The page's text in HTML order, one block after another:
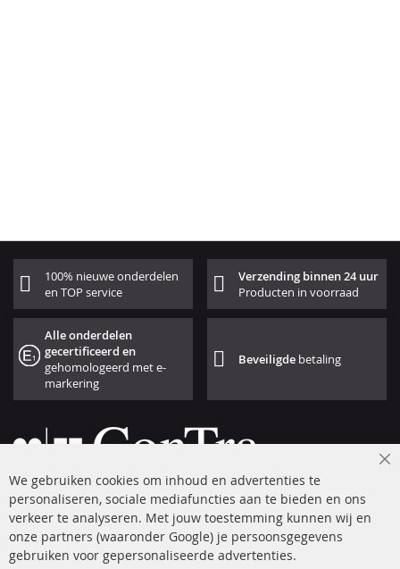
100% nieuwe onderdelen
en TOP service
Verzending binnen 24 uur
Producten in voorraad
Alle onderdelen
gecertificeerd en
gehomologeerd met e-
markering
Beveiligde betaling
+49 (0) 4533 799 00 0
ma-do: 09-17 u, vr Fr 09-16 u
info@contra-automotive.de
We gebruiken cookies om inhoud en advertenties te
personaliseren, sociale mediafuncties aan te bieden en ons
verkeer te analyseren. Met jouw toestemming kunnen wij en
onze partners (waaronder Google) je persoonsgegevens
gebruiken voor gepersonaliseerde advertenties.